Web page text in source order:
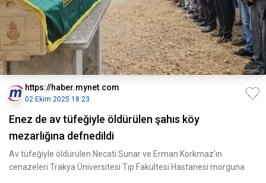
https://haber.mynet.com
02 Ekim 2025 18:23
Enez de av tüfeğiyle öldürülen şahıs köy
mezarlığına defnedildi
Av tüfeğiyle öldürülen Necati Sunar ve Erman Korkmaz'ın
cenazeleri Trakya Üniversitesi Tıp Fakültesi Hastanesi morguna